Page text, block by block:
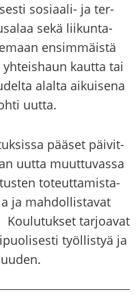
sosiaali-​ ja ter­
sekä liikunta-​
en­sim­mäis­tä
kaut­ta tai
alal­ta ai­kui­se­na
uutta.
pää­set päi­vit­
uutta muut­tu­vas­sa
to­teut­ta­mis­ta­
ja mah­dol­lis­ta­vat
Kou­lu­tuk­set tar­joa­vat
työl­lis­tyä ja